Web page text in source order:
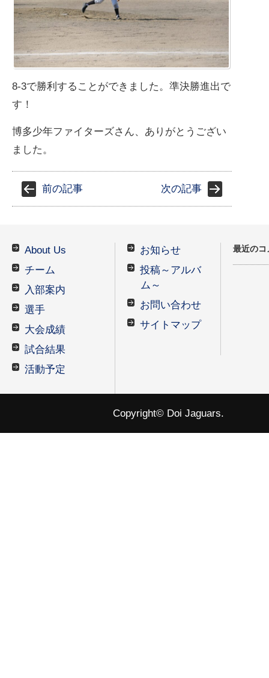
8-3で勝利することができました。準決勝進出で
す！
博多少年ファイターズさん、ありがとうござい
ました。
前の記事 次の記事
About Us
チーム
入部案内
選手
大会成績
試合結果
活動予定
お知らせ
投稿～アルバ
ム～
お問い合わせ
サイトマップ
最近のコ
Copyright© Doi Jaguars.